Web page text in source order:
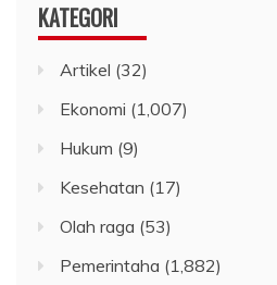
KATEGORI
Artikel (32)
Ekonomi (1,007)
Hukum (9)
Kesehatan (17)
Olah raga (53)
Pemerintaha (1,882)